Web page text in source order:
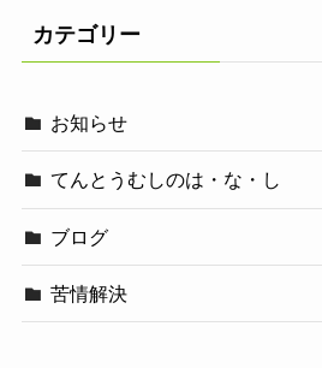
カテゴリー
お知らせ
てんとうむしのは・な・し
ブログ
苦情解決